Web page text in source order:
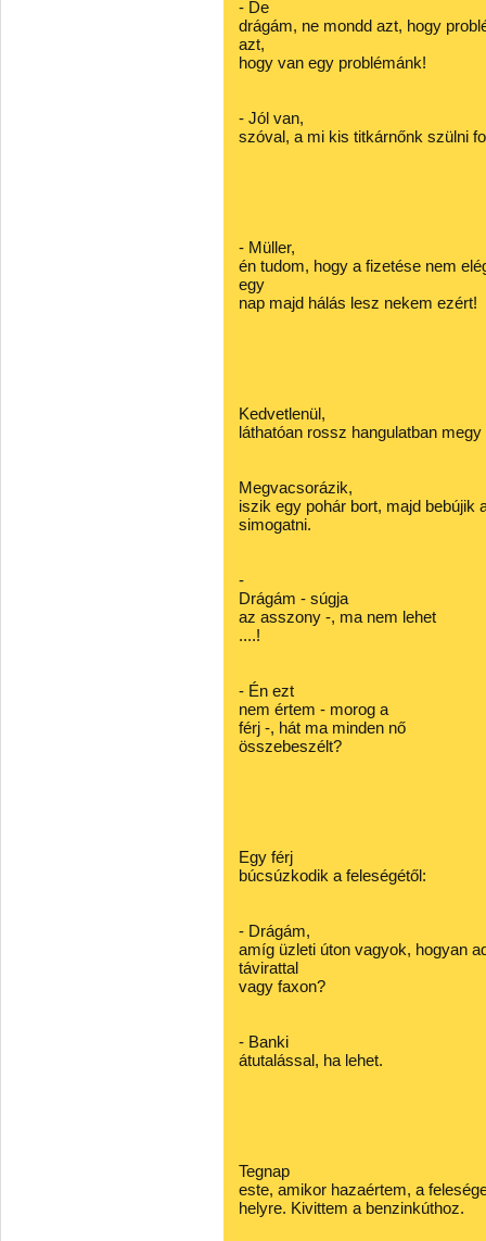
- De
drágám, ne mondd azt, hogy
azt,
hogy van egy problémánk!
- Jól van,
szóval, a mi kis titkárnőnk szülni
- Müller,
én tudom, hogy a fizetése nem
egy
nap majd hálás lesz nekem ezért!
Kedvetlenül,
láthatóan rossz hangulatban
Megvacsorázik,
iszik egy pohár bort, majd bebújik
simogatni.
-
Drágám - súgja
az asszony -, ma nem lehet
....!
- Én ezt
nem értem - morog a
férj -, hát ma minden nő
összebeszélt?
Egy férj
búcsúzkodik a feleségétől:
- Drágám,
amíg üzleti úton vagyok, hogyan
távirattal
vagy faxon?
- Banki
átutalással, ha lehet.
Tegnap
este, amikor hazaértem, a
helyre. Kivittem a benzinkúthoz.